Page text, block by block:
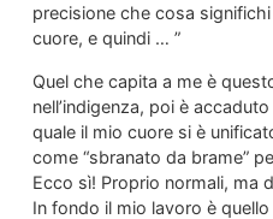
precisione che cosa
cuore, e quindi … ”
Quel che capita a me è
nell’indigenza, poi è
quale il mio cuore si è
come “sbranato da brame”
Ecco sì! Proprio normali, ma
In fondo il mio lavoro è quello